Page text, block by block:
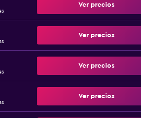
Ver precios
Ver precios
Ver precios
Ver precios